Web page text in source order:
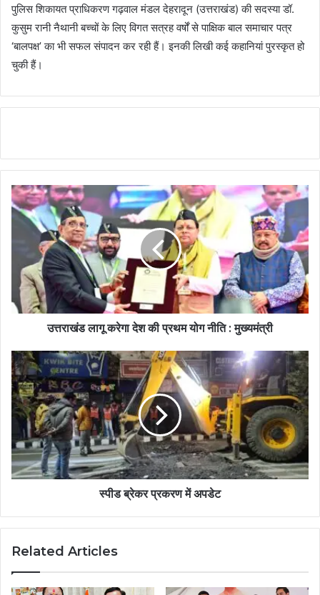
पुलिस शिकायत प्राधिकरण गढ़वाल मंडल देहरादून (उत्तराखंड) की सदस्या डॉ.
कुसुम रानी नैथानी बच्चों के लिए विगत सत्रह वर्षों से पाक्षिक बाल समाचार पत्र
‘बालपक्ष’ का भी सफल संपादन कर रही हैं। इनकी लिखी कई कहानियां पुरस्कृत हो
चुकी हैं।
उत्तराखंड लागू करेगा देश की प्रथम योग नीति : मुख्यमंत्री
स्पीड ब्रेकर प्रकरण में अपडेट
Related Articles